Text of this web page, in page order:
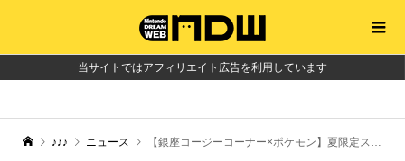
当サイトではアフィリエイト広告を利用しています
♪♪♪ ニュース 【銀座コージーコーナー×ポケモン】夏限定スイーツが登場！ 「ポケピース」プチケーキアソート＆ピカチュウのチョコバナナケーキが8月1日より発売